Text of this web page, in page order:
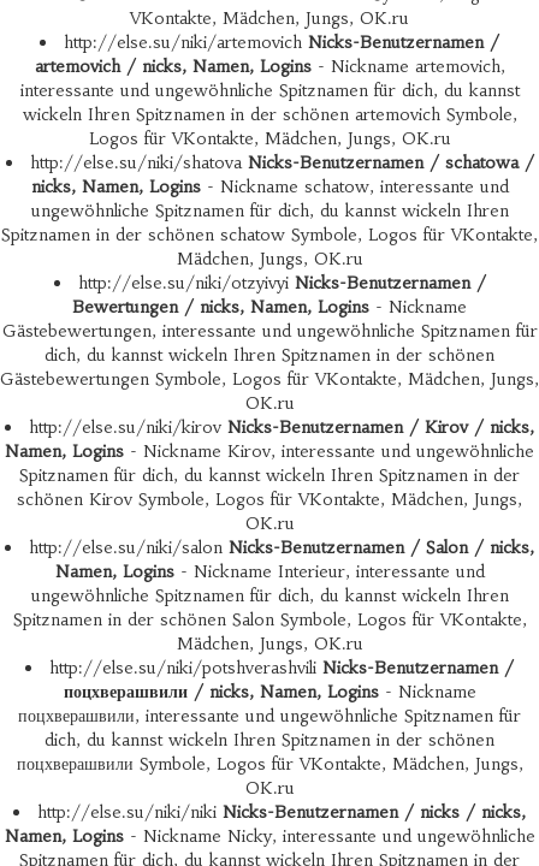
VKontakte, Mädchen, Jungs, OK.ru
http://else.su/niki/artemovich Nicks-Benutzernamen /
artemovich / nicks, Namen, Logins- Nickname artemovich,
interessante und ungewöhnliche Spitznamen für dich, du kannst
wickeln Ihren Spitznamen in der schönen artemovich Symbole,
Logos für VKontakte, Mädchen, Jungs, OK.ru
http://else.su/niki/shatova Nicks-Benutzernamen / schatowa /
nicks, Namen, Logins- Nickname schatow, interessante und
ungewöhnliche Spitznamen für dich, du kannst wickeln Ihren
Spitznamen in der schönen schatow Symbole, Logos für VKontakte,
Mädchen, Jungs, OK.ru
http://else.su/niki/otzyivyi Nicks-Benutzernamen /
Bewertungen / nicks, Namen, Logins - Nickname
Gästebewertungen, interessante und ungewöhnliche Spitznamen für
dich, du kannst wickeln Ihren Spitznamen in der schönen
Gästebewertungen Symbole, Logos für VKontakte, Mädchen, Jungs,
OK.ru
http://else.su/niki/kirov Nicks-Benutzernamen / Kirov / nicks,
Namen, Logins - Nickname Kirov, interessante und ungewöhnliche
Spitznamen für dich, du kannst wickeln Ihren Spitznamen in der
schönen Kirov Symbole, Logos für VKontakte, Mädchen, Jungs,
OK.ru
http://else.su/niki/salon Nicks-Benutzernamen / Salon / nicks,
Namen, Logins- Nickname Interieur, interessante und
ungewöhnliche Spitznamen für dich, du kannst wickeln Ihren
Spitznamen in der schönen Salon Symbole, Logos für VKontakte,
Mädchen, Jungs, OK.ru
http://else.su/niki/potshverashvili Nicks-Benutzernamen /
поцхверашвили / nicks, Namen, Logins- Nickname
поцхверашвили, interessante und ungewöhnliche Spitznamen für
dich, du kannst wickeln Ihren Spitznamen in der schönen
поцхверашвили Symbole, Logos für VKontakte, Mädchen, Jungs,
OK.ru
http://else.su/niki/niki Nicks-Benutzernamen / nicks / nicks,
Namen, Logins- Nickname Nicky, interessante und ungewöhnliche
Spitznamen für dich, du kannst wickeln Ihren Spitznamen in der